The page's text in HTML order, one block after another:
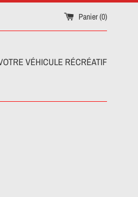
Panier (0)
VÉHICULE RÉCRÉATIF